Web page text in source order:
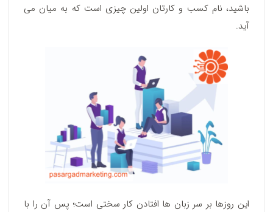
باشید، نام کسب و کارتان اولین چیزی است که به میان می
آید.
این روزها بر سر زبان ها افتادن کار سختی است؛ پس آن را با